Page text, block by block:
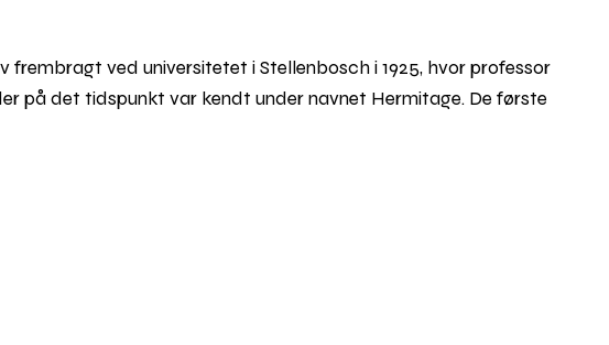
frembragt ved universitetet i Stellenbosch i 1925, hvor professor
på det tidspunkt var kendt under navnet Hermitage. De første